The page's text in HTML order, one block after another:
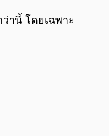
านี้ โดยเฉพาะ